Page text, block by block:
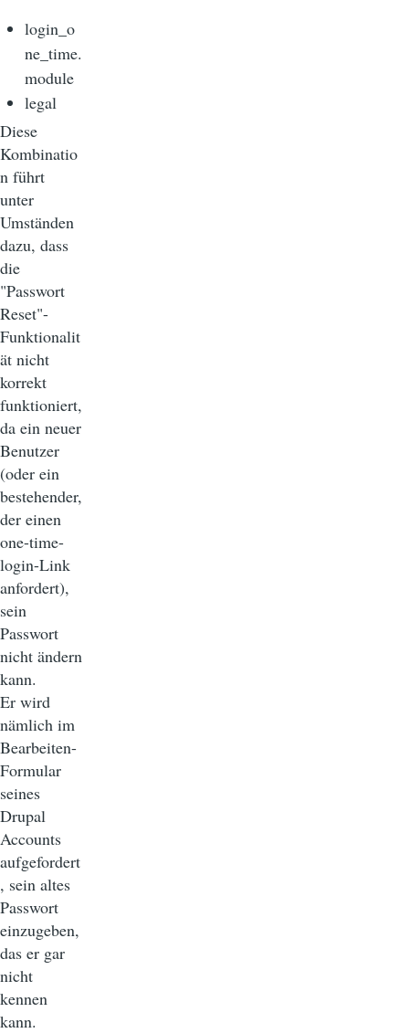
login_o
ne_time.
module
legal
Diese
Kombinatio
n führt
unter
Umständen
dazu, dass
die
"Passwort
Reset"-
Funktionalit
ät nicht
korrekt
funktioniert,
da ein neuer
Benutzer
(oder ein
bestehender,
der einen
one-time-
login-Link
anfordert),
sein
Passwort
nicht ändern
kann.
Er wird
nämlich im
Bearbeiten-
Formular
seines
Drupal
Accounts
aufgefordert
, sein altes
Passwort
einzugeben,
das er gar
nicht
kennen
kann.